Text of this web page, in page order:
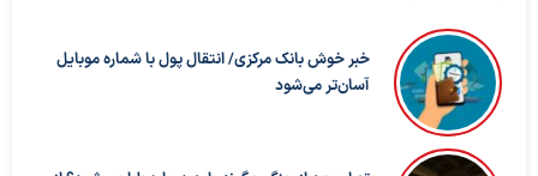
خبر خوش بانک مرکزی/ انتقال پول با شماره موبایل
آسان‌تر می‌شود